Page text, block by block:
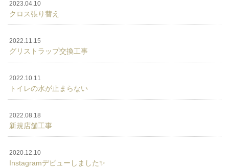
2023.04.10
クロス張り替え
2022.11.15
グリストラップ交換工事
2022.10.11
トイレの水が止まらない
2022.08.18
新規店舗工事
2020.12.10
Instagramデビューしました✨